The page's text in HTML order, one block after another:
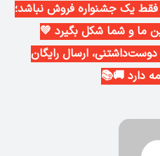
فقط یک جشنواره فروش نباشد؛
ما و شما شکل بگیرد 💚
ارسال رایگان
دارد 🚚📚